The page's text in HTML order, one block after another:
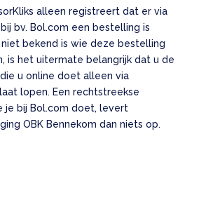
alleen registreert dat er via
bv. Bol.com een bestelling is
bekend is wie deze bestelling
is het uitermate belangrijk dat u de
u online doet alleen via
lopen. Een rechtstreekse
je bij Bol.com doet, levert
OBK Bennekom dan niets op.